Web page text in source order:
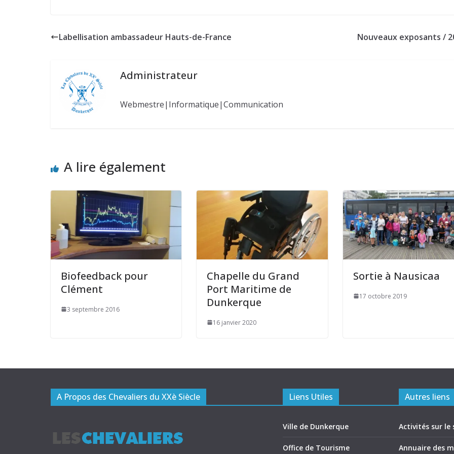
Labellisation ambassadeur Hauts-de-France Nouveaux exposants /
Administrateur
Webmestre|Informatique|Communication
A lire également
Biofeedback pour
Clément
3 septembre 2016
Chapelle du Grand
Port Maritime de
Dunkerque
16 janvier 2020
Sortie à Nausicaa
17 octobre 2019
A Propos des Chevaliers du XXè Siècle Liens Utiles
Ville de Dunkerque
Office de Tourisme
Autres liens
Activités sur le
Annuaire des